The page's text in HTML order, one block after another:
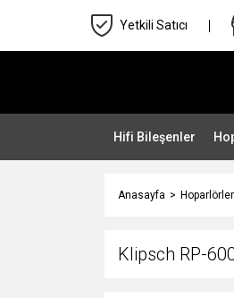
Yetkili Satıcı
Hifi Bileşenler
Anasayfa Hoparlörler
Klipsch RP-